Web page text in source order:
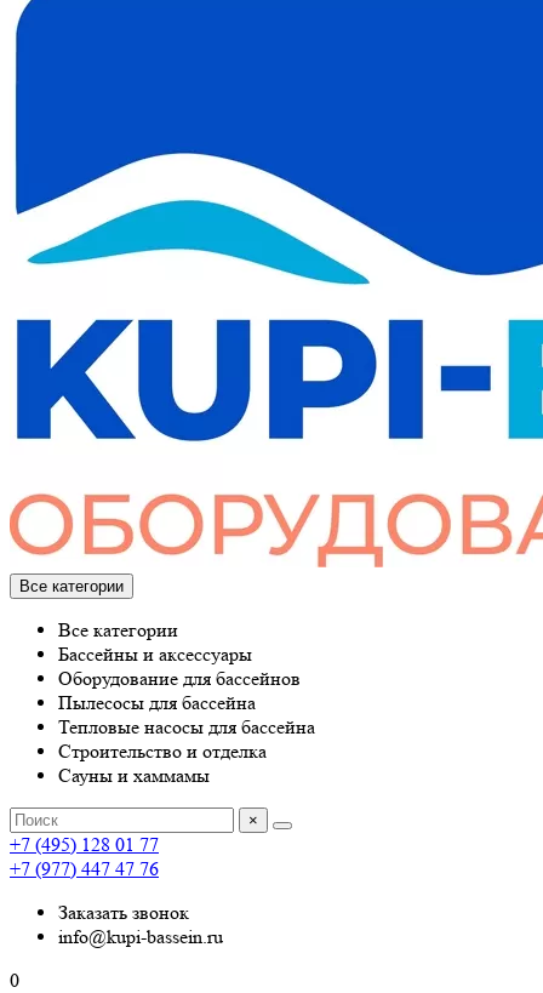
Все категории
Все категории
Бассейны и аксессуары
Оборудование для бассейнов
Пылесосы для бассейна
Тепловые насосы для бассейна
Строительство и отделка
Сауны и хаммамы
×
+7 (495) 128 01 77
+7 (977) 447 47 76
Заказать звонок
info@kupi-bassein.ru
0